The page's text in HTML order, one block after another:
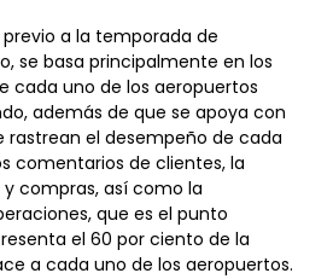
previo a la temporada de
se basa principalmente en los
cada uno de los aeropuertos
además de que se apoya con
rastrean el desempeño de cada
comentarios de clientes, la
compras, así como la
que es el punto
el 60 por ciento de la
a cada uno de los aeropuertos.